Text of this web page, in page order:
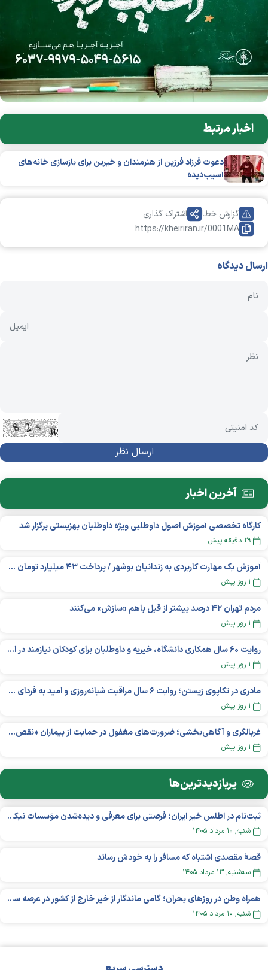
اخبار مرتبط
دعوت فرزاد فرزین از هنرمندان و خیرین برای بازسازی خانه‌های
آسیب‌دیده
https://kheiriran.ir/0001MA
گزارش خطا اشتراک گذاری
ارسال دیدگاه
آخرین اخبار
کارگاه تخصصی آموزش اصول داوطلبی ویژه داوطلبان بهزیستی برگزار شد
۲۹ دقیقه پیش
آموزش یک مهارت کاربردی به زندانیان بوشهر / پرداخت ۴۳ میلیارد تومان تسهیلات خوداشتغالی
۱ روز پیش
مردم تهران ۴۲ درصد بیشتر از قبل باهم «سازش» می‌کنند
۱ روز پیش
روایت ۶۰ سال همکاری دانشگاه، خیریه و داوطلبان برای کودکان نیازمند در استرالیا
۱ روز پیش
مادری در تکاپوی زیستن؛ روایت ۶ سال مراقبت شبانه‌روزی و امید به فردای «نورا»
۱ روز پیش
غربالگری و آگاهی‌بخشی؛ ضرورت‌های مغفول در حمایت از بیماران «نقص ایمنی اولیه»
۱ روز پیش
پربازدید‌ترین‌ها
ثبت‌نام در اطلس خیر ایران؛ فرصتی برای معرفی و دیده‌شدن مؤسسات نیکوکاری
شنبه, ۱۰ مرداد ۱۴۰۵
قصهٔ مقصدی اشتباه که مسافر را به خودش رساند
سه‌شنبه, ۱۳ مرداد ۱۴۰۵
همراه وطن در روزهای بحران؛ گامی ماندگار از خیر خارج از کشور در عرصه سلامت
شنبه, ۱۰ مرداد ۱۴۰۵